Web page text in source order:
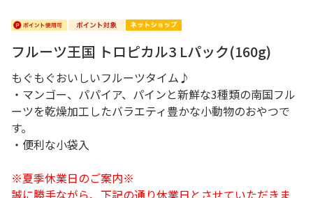
フルーツ王国 トロピカル3 Lパック(160g)
もぐもぐおいしいフルーツタイム♪
・マンゴー、パパイア、パインと新鮮な3種類の南国フル
ーツを乾燥加工したバラエティ豊かな小動物のおやつで
す。
・便利な小袋入
※夏季休業日のご案内※
誠に勝手ながら、下記の通り休業日とさせていただきま